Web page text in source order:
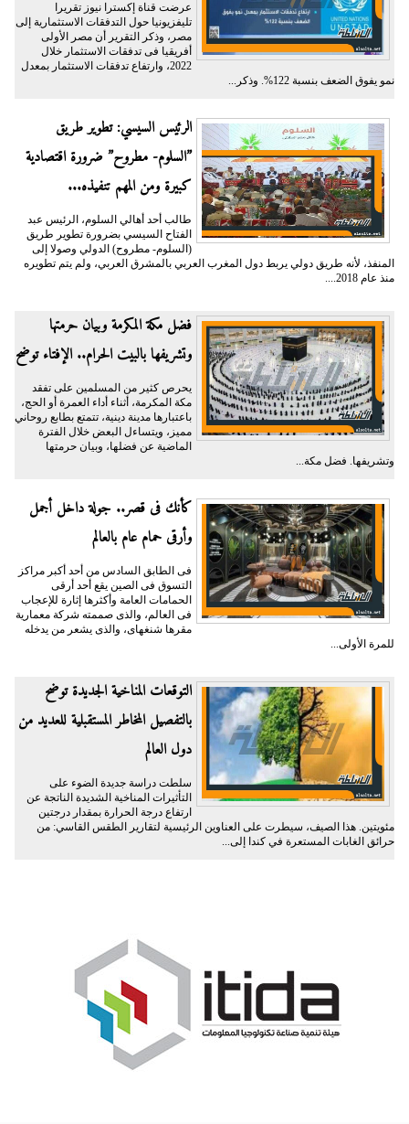
عرضت قناة إكسترا نيوز تقريرا
تليفزيونيا حول التدفقات الاستثمارية إلى
مصر، وذكر التقرير أن مصر الأولى
أفريقيا فى تدفقات الاستثمار خلال
2022، وارتفاع تدفقات الاستثمار بمعدل
نمو يفوق الضعف بنسبة 122%. وذكر...
الرئيس السيسي: تطوير طريق
”السلوم- مطروح” ضرورة اقتصادية
كبيرة ومن المهم تنفيذه...
طالب أحد أهالي السلوم، الرئيس عبد
الفتاح السيسي بضرورة تطوير طريق
(السلوم- مطروح) الدولي وصولا إلى
المنفذ، لأنه طريق دولي يربط دول المغرب العربي بالمشرق العربي، ولم يتم تطويره
منذ عام 2018....
فضل مكة المكرمة وبيان حرمتها
وتشريفها بالبيت الحرام.. الإفتاء توضح
يحرص كثير من المسلمين على تفقد
مكة المكرمة، أثناء أداء العمرة أو الحج،
باعتبارها مدينة دينية، تتمتع بطابع روحاني
مميز، ويتساءل البعض خلال الفترة
الماضية عن فضلها، وبيان حرمتها
وتشريفها. فضل مكة...
كأنك فى قصر.. جولة داخل أجمل
وأرقى حمام عام بالعالم
فى الطابق السادس من أحد أكبر مراكز
التسوق فى الصين يقع أحد أرقى
الحمامات العامة وأكثرها إثارة للإعجاب
فى العالم، والذى صممته شركة معمارية
مقرها شنغهاى، والذى يشعر من يدخله
للمرة الأولى...
التوقعات المناخية الجديدة توضح
بالتفصيل المخاطر المستقبلية للعديد من
دول العالم
سلطت دراسة جديدة الضوء على
التأثيرات المناخية الشديدة الناتجة عن
ارتفاع درجة الحرارة بمقدار درجتين
مئويتين. هذا الصيف، سيطرت على العناوين الرئيسية لتقارير الطقس القاسي: من
حرائق الغابات المستعرة في كندا إلى...